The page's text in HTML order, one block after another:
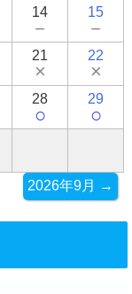
14
－
15
－
21
×
22
×
28
○
29
○
2026年9月 →